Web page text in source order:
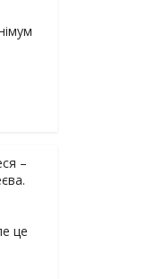
–
це